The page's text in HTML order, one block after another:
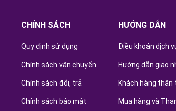
CHÍNH SÁCH
Quy định sử dụng
Chính sách vận chuyển
Chính sách đổi, trả
Chính sách bảo mật
HƯỚNG DẪN
Điều khoản dịch
Hướng dẫn giao
Khách hàng thân
Mua hàng và